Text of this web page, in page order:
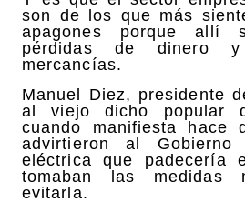
son de los que más
apagones porque allí
pérdidas de dinero
mercancías.
Manuel Diez, presidente
al viejo dicho popular
cuando manifiesta hace
advirtieron al
eléctrica que
tomaban las medidas
evitarla.